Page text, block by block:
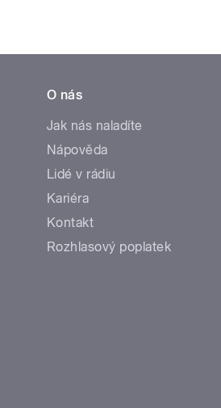
O nás
Jak nás naladíte
Nápověda
Lidé v rádiu
Kariéra
Kontakt
Rozhlasový poplatek